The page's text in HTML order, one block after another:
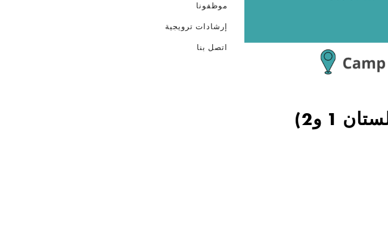
CENTENNIAL PB: مقاطعة أوسويغو (الجلستان 1 و2)
موظفونا
إرشادات ترويجية
اتصل بنا